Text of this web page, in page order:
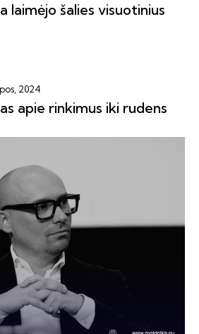
laimėjo šalies visuotinius
2024
apie rinkimus iki rudens